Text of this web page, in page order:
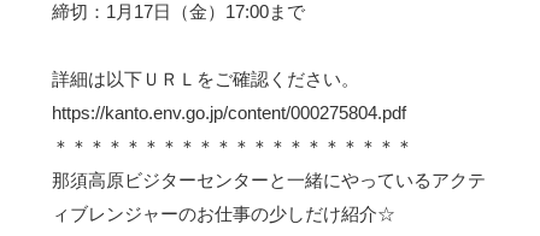
締切：1月17日（金）17:00まで
詳細は以下ＵＲＬをご確認ください。
https://kanto.env.go.jp/content/000275804.pdf
＊＊＊＊＊＊＊＊＊＊＊＊＊＊＊＊＊＊＊＊
那須高原ビジターセンターと一緒にやっているアクテ
ィブレンジャーのお仕事の少しだけ紹介☆